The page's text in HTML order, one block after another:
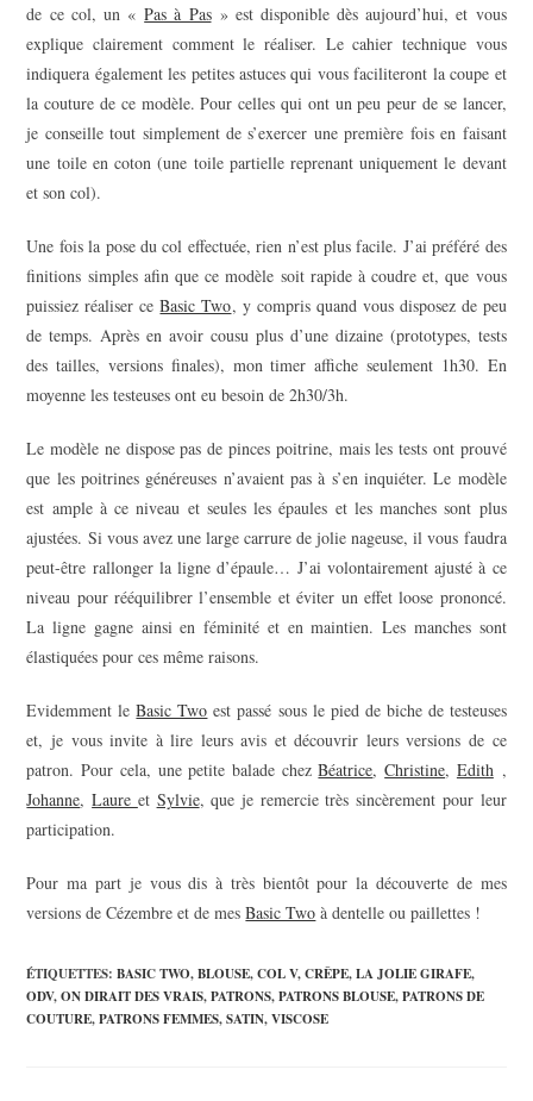
de ce col, un «Pas à Pas» est disponible dès aujourd’hui, et vous
explique clairement comment le réaliser. Le cahier technique vous
indiquera également les petites astuces qui vous faciliteront la coupe et
la couture de ce modèle. Pour celles qui ont un peu peur de se lancer,
je conseille tout simplement de s’exercer une première fois en faisant
une toile en coton (une toile partielle reprenant uniquement le devant
et son col).
Une fois la pose du col effectuée, rien n’est plus facile. J’ai préféré des
finitions simples afin que ce modèle soit rapide à coudre et, que vous
puissiez réaliser ceBasic Two, y compris quand vous disposez de peu
de temps. Après en avoir cousu plus d’une dizaine (prototypes, tests
des tailles, versions finales), mon timer affiche seulement 1h30. En
moyenne les testeuses ont eu besoin de 2h30/3h.
Le modèle ne dispose pas de pinces poitrine, mais les tests ont prouvé
que les poitrines généreuses n’avaient pas à s’en inquiéter. Le modèle
est ample à ce niveau et seules les épaules et les manches sont plus
ajustées. Si vous avez une large carrure de jolie nageuse, il vous faudra
peut-être rallonger la ligne d’épaule… J’ai volontairement ajusté à ce
niveau pour rééquilibrer l’ensemble et éviter un effet loose prononcé.
La ligne gagne ainsi en féminité et en maintien. Les manches sont
élastiquées pour ces même raisons.
Evidemment leBasic Two est passé sous le pied de biche de testeuses
et, je vous invite à lire leurs avis et découvrir leurs versions de ce
patron. Pour cela, une petite balade chezBéatrice,Christine, Edith,
Johanne,Laure et Sylvie, que je remercie très sincèrement pour leur
participation.
Pour ma part je vous dis à très bientôt pour la découverte de mes
versions de Cézembre et de mesBasic Two à dentelle ou paillettes !
ÉTIQUETTES:BASIC TWO, BLOUSE, COL V, CRÊPE, LA JOLIE GIRAFE,
ODV, ON DIRAIT DES VRAIS, PATRONS, PATRONS BLOUSE, PATRONS DE
COUTURE, PATRONS FEMMES, SATIN, VISCOSE